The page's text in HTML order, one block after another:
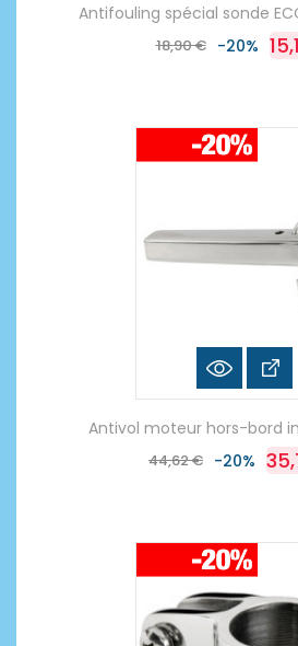
Antifouling spécial sonde
18,90 € -20%
Antivol moteur hors-bord
44,62 € -20%